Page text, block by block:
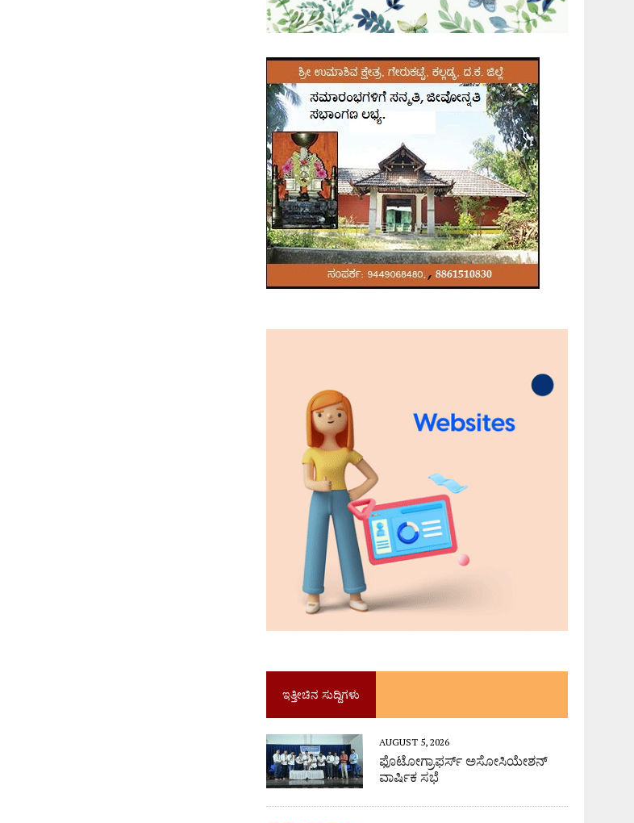
ಇತ್ತೀಚಿನ ಸುದ್ದಿಗಳು
AUGUST 5, 2026
ಫೊಟೋಗ್ರಾಫರ್ಸ್ ಅಸೋಸಿಯೇಶನ್
ವಾರ್ಷಿಕ ಸಭೆ